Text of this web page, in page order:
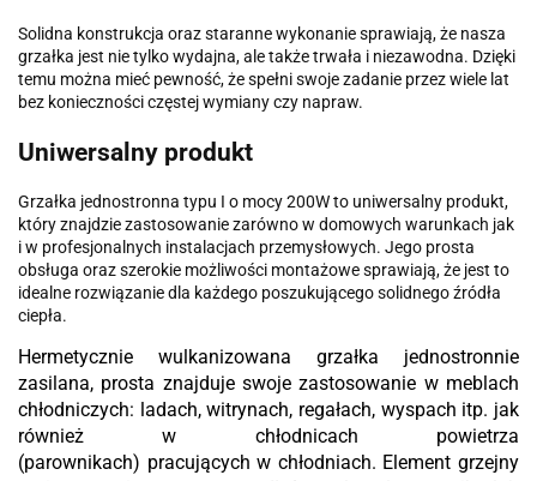
Solidna konstrukcja oraz staranne wykonanie sprawiają, że nasza
grzałka jest nie tylko wydajna, ale także trwała i niezawodna. Dzięki
temu można mieć pewność, że spełni swoje zadanie przez wiele lat
bez konieczności częstej wymiany czy napraw.
Uniwersalny produkt
Grzałka jednostronna typu I o mocy 200W to uniwersalny produkt,
który znajdzie zastosowanie zarówno w domowych warunkach jak
i w profesjonalnych instalacjach przemysłowych. Jego prosta
obsługa oraz szerokie możliwości montażowe sprawiają, że jest to
idealne rozwiązanie dla każdego poszukującego solidnego źródła
ciepła.
Hermetycznie wulkanizowana grzałka jednostronnie
zasilana, prosta znajduje swojezastosowanie w meblach
chłodniczych: ladach, witrynach, regałach, wyspach itp. jak
również w chłodnicach powietrza
(parownikach) pracujących w chłodniach. Element grzejny